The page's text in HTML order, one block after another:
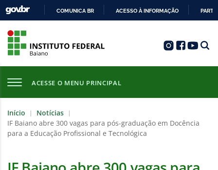
COMUNICA BR ACESSO À INFORMAÇÃO
ACESSE O MENU PRINCIPAL
Início | Notícias |
IF Baiano abre 300 vagas para pós-graduação em Docência
para a Educação Profissional e Tecnológica